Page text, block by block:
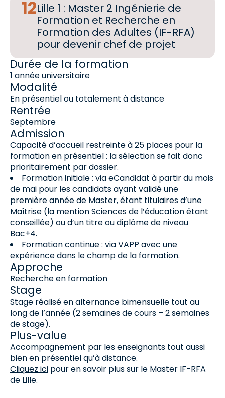
Lille 1 : Master 2 Ingénierie de
Formation et Recherche en
Formation des Adultes (IF-RFA)
pour devenir chef de projet
Durée de la formation
1 année universitaire
Modalité
En présentiel ou totalement à distance
Rentrée
Septembre
Admission
Capacité d’accueil restreinte à 25 places pour la
formation en présentiel : la sélection se fait donc
prioritairement par dossier.
Formation initiale : via eCandidat à partir du mois
de mai pour les candidats ayant validé une
première année de Master, étant titulaires d’une
Maîtrise (la mention Sciences de l’éducation étant
conseillée) ou d’un titre ou diplôme de niveau
Bac+4.
Formation continue : via VAPP avec une
expérience dans le champ de la formation.
Approche
Recherche en formation
Stage
Stage réalisé en alternance bimensuelle tout au
long de l’année (2 semaines de cours – 2 semaines
de stage).
Plus-value
Accompagnement par les enseignants tout aussi
bien en présentiel qu’à distance.
Cliquez ici pour en savoir plus sur le Master IF-RFA
de Lille.